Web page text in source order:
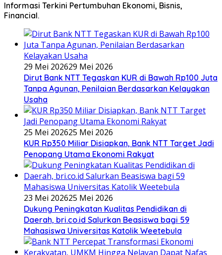
Informasi Terkini Pertumbuhan Ekonomi, Bisnis,
Financial.
29 Mei 202629 Mei 2026
Dirut Bank NTT Tegaskan KUR di Bawah Rp100 Juta
Tanpa Agunan, Penilaian Berdasarkan Kelayakan
Usaha
25 Mei 202625 Mei 2026
KUR Rp350 Miliar Disiapkan, Bank NTT Target Jadi
Penopang Utama Ekonomi Rakyat
23 Mei 202625 Mei 2026
Dukung Peningkatan Kualitas Pendidikan di
Daerah, bri.co.id Salurkan Beasiswa bagi 59
Mahasiswa Universitas Katolik Weetebula